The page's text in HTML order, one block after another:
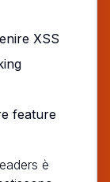
XSS
feature
è